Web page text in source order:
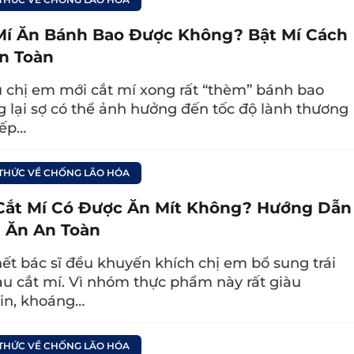
thể khiến da quanh mắt mất đi sự đàn hồi, khiến mí dưới dễ xuất hiện
mắt, quầng thâm.
có thể xuất hiện yếu tố di truyền. Nếu trong
mắt to thì khả năng cao bạn cũng có thể
bẩn, dùng mỹ phẩm không hợp,… có thể
ngứa. Để giảm sự khó chịu, nhiều người
hiện bọng mắt, quầng thâm.
lành mạnh
Ăn Bánh Bao Được Không? Bật Mí Cách
Toàn
chị em mới cắt mí xong rất “thèm” bánh bao
lại sợ có thể ảnh hưởng đến tốc độ lành thương
VỀ CHỐNG LÃO HÓA
Mí Có Được Ăn Mít Không? Hướng Dẫn
Ăn An Toàn
bác sĩ đều khuyến khích chị em bổ sung trái
cắt mí. Vì nhóm thực phẩm này rất giàu
khoáng…
VỀ CHỐNG LÃO HÓA